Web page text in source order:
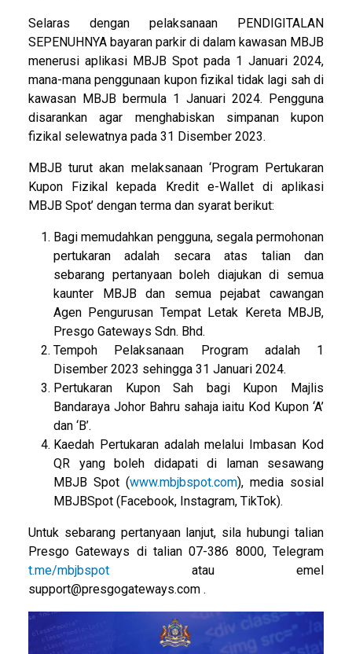
Selaras dengan pelaksanaan PENDIGITALAN
SEPENUHNYA bayaran parkir di dalam kawasan MBJB
menerusi aplikasi MBJB Spot pada 1 Januari 2024,
mana-mana penggunaan kupon fizikal tidak lagi sah di
kawasan MBJB bermula 1 Januari 2024. Pengguna
disarankan agar menghabiskan simpanan kupon
fizikal selewatnya pada 31 Disember 2023.
MBJB turut akan melaksanaan ‘Program Pertukaran
Kupon Fizikal kepada Kredit e-Wallet di aplikasi
MBJB Spot’ dengan terma dan syarat berikut:
Bagi memudahkan pengguna, segala permohonan
pertukaran adalah secara atas talian dan
sebarang pertanyaan boleh diajukan di semua
kaunter MBJB dan semua pejabat cawangan
Agen Pengurusan Tempat Letak Kereta MBJB,
Presgo Gateways Sdn. Bhd.
Tempoh Pelaksanaan Program adalah 1
Disember 2023 sehingga 31 Januari 2024.
Pertukaran Kupon Sah bagi Kupon Majlis
Bandaraya Johor Bahru sahaja iaitu Kod Kupon ‘A’
dan ‘B’.
Kaedah Pertukaran adalah melalui Imbasan Kod
QR yang boleh didapati di laman sesawang
MBJB Spot (www.mbjbspot.com), media sosial
MBJBSpot (Facebook, Instagram, TikTok).
Untuk sebarang pertanyaan lanjut, sila hubungi talian
Presgo Gateways di talian 07-386 8000, Telegram
t.me/mbjbspot atau emel
support@presgogateways.com .